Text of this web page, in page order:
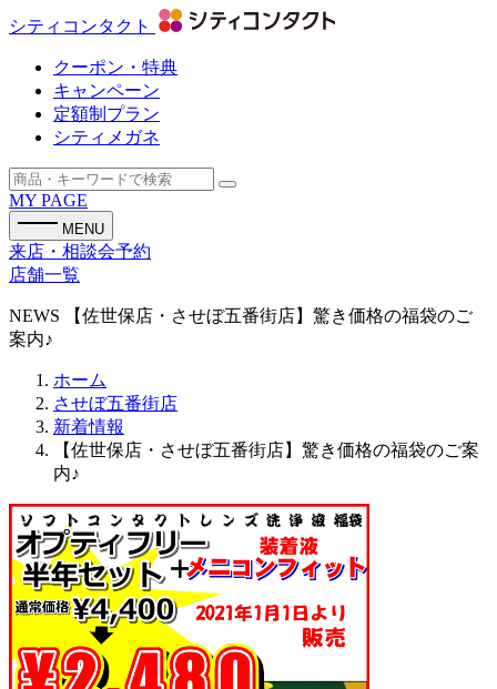
シティコンタクト
クーポン・特典
キャンペーン
定額制プラン
シティメガネ
MY PAGE
MENU
来店・相談会予約
店舗一覧
NEWS
【佐世保店・させぼ五番街店】驚き価格の福袋のご
案内♪
ホーム
させぼ五番街店
新着情報
【佐世保店・させぼ五番街店】驚き価格の福袋のご案
内♪